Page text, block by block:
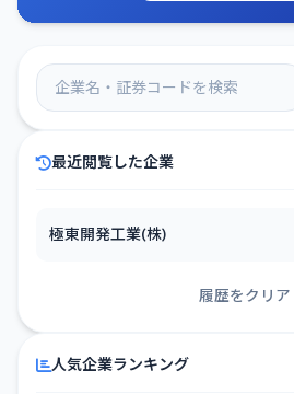
最近閲覧した企業
極東開発工業(株)
履歴をクリア
人気企業ランキング